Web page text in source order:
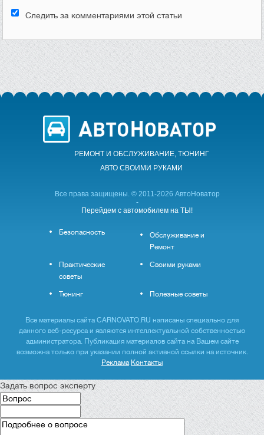
Следить за комментариями этой статьи
РЕМОНТ И ОБСЛУЖИВАНИЕ, ТЮНИНГ
АВТО CВОИМИ РУКАМИ
Все права защищены. © 2011-2026 АвтоНоватор
-
Перейдем с автомобилем на ТЫ!
Безопасность
Обслуживание и
Ремонт
Практические
советы
Своими руками
Тюнинг Полезные советы
Все материалы сайта CARNOVATO.RU написаны специально для
данного веб-ресурса и являются интеллектуальной собственностью
администратора. Публикация материалов сайта на Вашем сайте
возможна только при указании полной активной ссылки на источник.
Реклама Контакты
Задать вопрос эксперту